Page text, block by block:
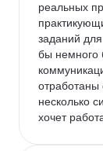
реальных
заданий
бы немного
несколько
хочет